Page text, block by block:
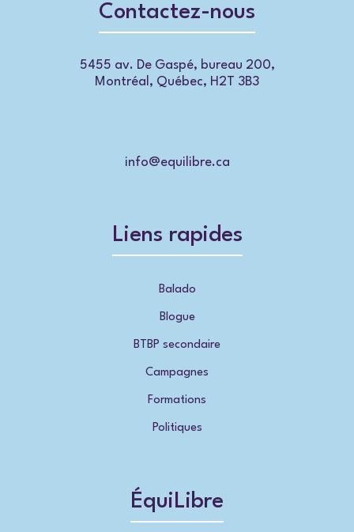
Contactez-nous
5455 av. De Gaspé, bureau 200,
Montréal, Québec, H2T 3B3
info@equilibre.ca
Liens rapides
Balado
Blogue
BTBP secondaire
Campagnes
Formations
Politiques
ÉquiLibre